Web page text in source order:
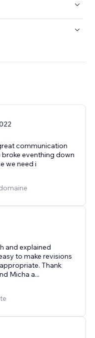
communication
eventhing down
we need i
and explained
to make revisions
Thank
Micha a...